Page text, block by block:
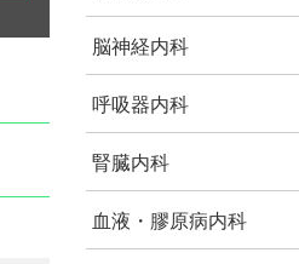
脳神経内科
呼吸器内科
腎臓内科
血液・膠原病内科